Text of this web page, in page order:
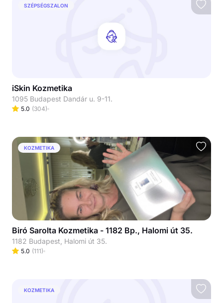
SZÉPSÉGSZALON
iSkin Kozmetika
1095 Budapest Dandár u. 9-11.
5.0 (304)
KOZMETIKA
Biró Sarolta Kozmetika - 1182 Bp., Halomi út 35.
1182 Budapest, Halomi út 35.
5.0 (111)
KOZMETIKA